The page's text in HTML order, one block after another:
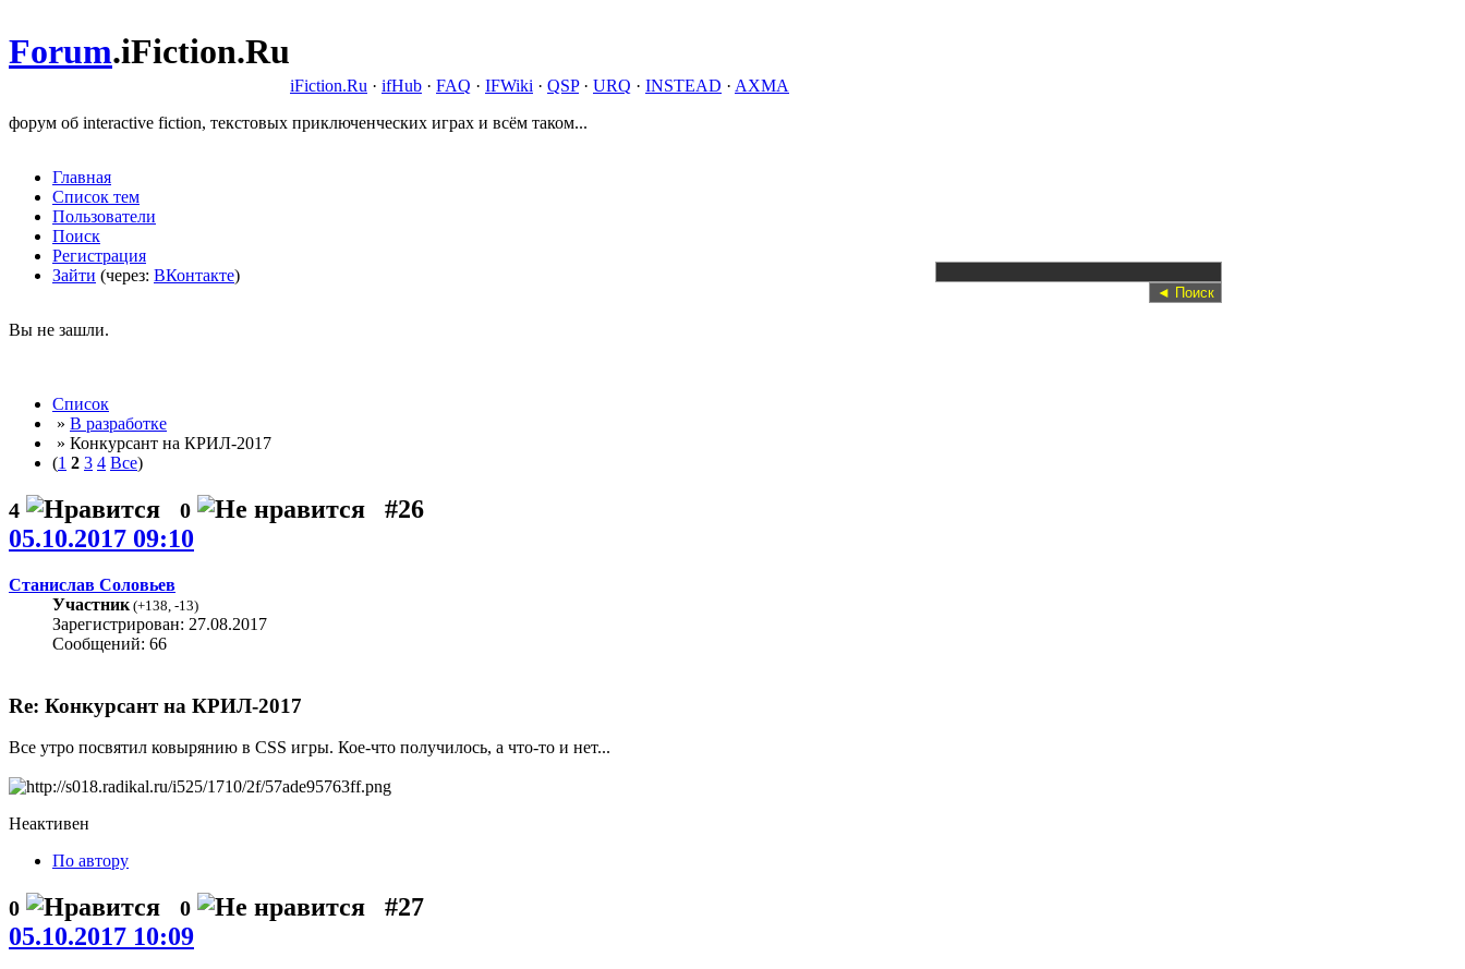
Forum.iFiction.Ru
iFiction.Ru · ifHub · FAQ · IFWiki · QSP· URQ · INSTEAD · AXMA
форум об interactive fiction, текстовых приключенческих играх и всём таком...
Главная
Список тем
Пользователи
Поиск
Регистрация
Зайти (через: ВКонтакте)
Вы не зашли.
Список
» В разработке
» Конкурсант на КРИЛ-2017
(1 2 3 4 Все)
4 0
#26
05.10.2017 09:10
Станислав Соловьев
Участник (+138 -13)
Зарегистрирован: 27.08.2017
Сообщений: 66
Re: Конкурсант на КРИЛ-2017
Все утро посвятил ковырянию в CSS игры. Кое-что получилось, а что-то и нет...
Неактивен
По автору
0 0
#27
05.10.2017 10:09